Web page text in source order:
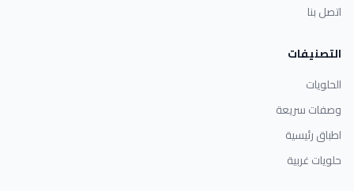
اتصل بنا
التصنيفات
الحلويات
وصفات سريعة
اطباق رئيسية
حلويات غربية